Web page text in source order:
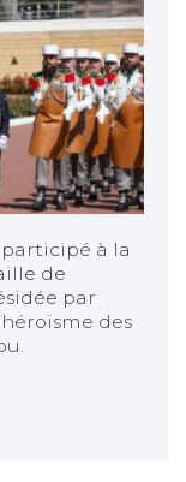
participé à la
de
par
des